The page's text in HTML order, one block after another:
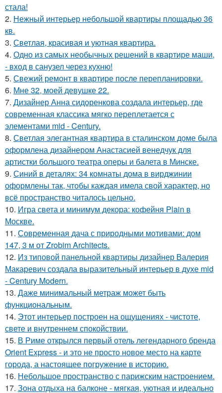
стала!
2. Нежный интерьер небольшой квартиры площадью 36
кв.
3. Светлая, красивая и уютная квартира.
4. Одно из самых необычных решений в квартире маши,
- вход в санузел через кухню!
5. Свежий ремонт в квартире после перепланировки.
6. Мне 32, моей девушке 22.
7. Дизайнер Анна сидоренкова создала интерьер, где
современная классика мягко переплетается с
элементами mid - Century.
8. Светлая элегантная квартира в сталинском доме была
оформлена дизайнером Анастасией венедчук для
артистки большого театра оперы и балета в Минске.
9. Синий в деталях: 34 комнаты дома в вирджинии
оформлены так, чтобы каждая имела свой характер, но
всё пространство читалось цельно.
10. Игра света и минимум декора: кофейня Plain в
Москве.
11. Современная дача с природными мотивами: дом
147, 3 м от Zrobim Architects.
12. Из типовой панельной квартиры дизайнер Валерия
Макаревич создала выразительный интерьер в духе mid
- Century Modern.
13. Даже минимальный метраж может быть
функциональным.
14. Этот интерьер построен на ощущениях - чистоте,
свете и внутреннем спокойствии.
15. В Риме открылся первый отель легендарного бренда
Orient Express - и это не просто новое место на карте
города, а настоящее погружение в историю.
16. Небольшое пространство с парижским настроением.
17. Зона отдыха на балконе - мягкая, уютная и идеально